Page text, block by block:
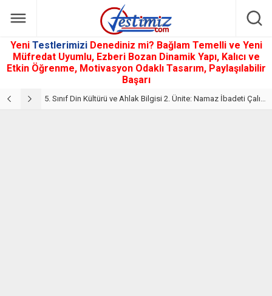
Yeni Testlerimizi Denediniz mi? Bağlam Temelli ve Yeni
Müfredat Uyumlu, Ezberi Bozan Dinamik Yapı, Kalıcı ve
Etkin Öğrenme, Motivasyon Odaklı Tasarım, Paylaşılabilir
Başarı
5. Sınıf Namaz İbadeti Ünite Testi – Online Çöz